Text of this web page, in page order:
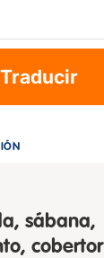
Traducir
sábana,
cobertor